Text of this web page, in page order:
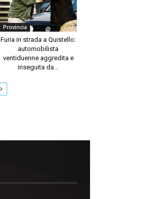
Provincia
Furia in strada a Quistello:
automobilista
ventiduenne aggredita e
inseguita da...